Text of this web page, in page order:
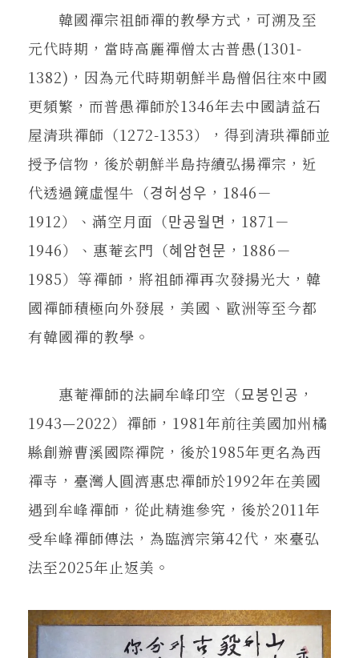
韓國禪宗祖師禪的教學方式，可溯及至
元代時期，當時高麗禪僧太古普愚(1301-
1382)，因為元代時期朝鮮半島僧侶往來中國
更頻繁，而普愚禪師於1346年去中國請益石
屋清珙禪師（1272-1353），得到清珙禪師並
授予信物，後於朝鮮半島持續弘揚禪宗，近
代透過鏡虛惺牛（경허성우，1846－
1912）、滿空月面（만공월면，1871－
1946）、惠菴玄門（혜암현문，1886－
1985）等禪師，將祖師禪再次發揚光大，韓
國禪師積極向外發展，美國、歐洲等至今都
有韓國禪的教學。
惠菴禪師的法嗣牟峰印空（묘봉인공，
1943—2022）禪師，1981年前往美國加州橘
縣創辦曹溪國際禪院，後於1985年更名為西
禪寺，臺灣人圓濟惠忠禪師於1992年在美國
遇到牟峰禪師，從此精進參究，後於2011年
受牟峰禪師傳法，為臨濟宗第42代，來臺弘
法至2025年止返美。